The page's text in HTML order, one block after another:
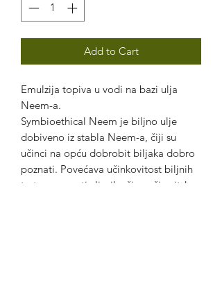
Add to Cart
Emulzija topiva u vodi na bazi ulja
Neem-a.
Symbioethical Neem je biljno ulje
dobiveno iz stabla Neem-a, čiji su
učinci na opću dobrobit biljaka dobro
poznati. Povećava učinkovitost biljnih
tretmana protiv lisnih uši, mušica itd.